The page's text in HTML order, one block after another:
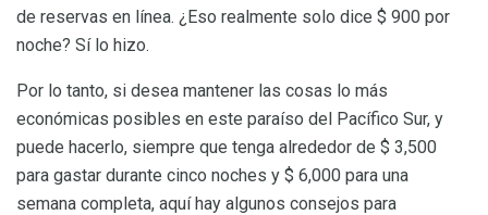
de reservas en línea. ¿Eso realmente solo dice $ 900 por
noche? Sí lo hizo.
Por lo tanto, si desea mantener las cosas lo más
económicas posibles en este paraíso del Pacífico Sur, y
puede hacerlo, siempre que tenga alrededor de $ 3,500
para gastar durante cinco noches y $ 6,000 para una
semana completa, aquí hay algunos consejos para